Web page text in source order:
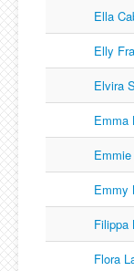
Ella
Elly
Elvira
Emma
Emmy
Filippa
Flora